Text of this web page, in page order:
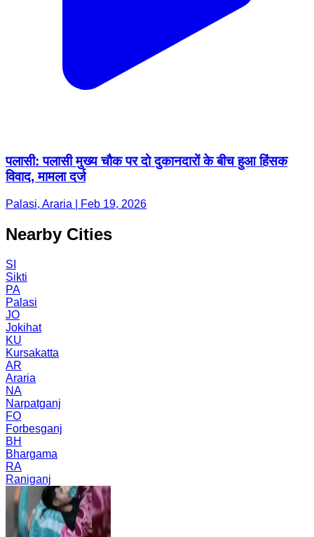
पलासी: पलासी मुख्य चौक पर दो दुकानदारों के बीच हुआ हिंसक
विवाद, मामला दर्ज
Palasi, Araria | Feb 19, 2026
Nearby Cities
SI
Sikti
PA
Palasi
JO
Jokihat
KU
Kursakatta
AR
Araria
NA
Narpatganj
FO
Forbesganj
BH
Bhargama
RA
Raniganj